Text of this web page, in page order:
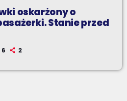
oskarżony o
Stanie przed
6 2